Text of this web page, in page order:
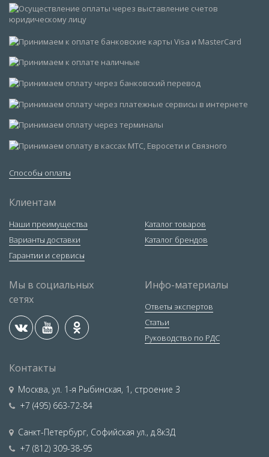
Способы оплаты
Клиентам
Наши преимущества
Варианты доставки
Гарантии и сервисы
Каталог товаров
Каталог брендов
Мы в социальных
сетях
Инфо-материалы
Ответы экспертов
Статьи
Руководство по РДС
Контакты
Москва, ул. 1-я Рыбинская, 1, строение 3
+7 (495) 663-72-84
Санкт-Петербург, Софийская ул., д.8к3Д
+7 (812) 309-38-95